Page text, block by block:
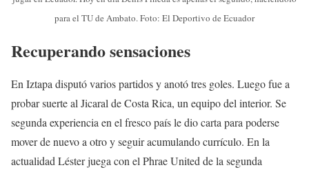
para el TU de Ambato. Foto: El Deportivo de Ecuador
Recuperando sensaciones
En Iztapa disputó varios partidos y anotó tres goles. Luego fue a
probar suerte al Jicaral de Costa Rica, un equipo del interior. Se
segunda experiencia en el fresco país le dio carta para poderse
mover de nuevo a otro y seguir acumulando currículo. En la
actualidad Léster juega con el Phrae United de la segunda